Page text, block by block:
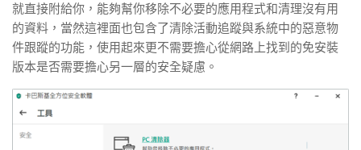
就直接附給你，能夠幫你移除不必要的應用程式和清理沒有用
的資料，當然這裡面也包含了清除活動追蹤與系統中的惡意物
件跟蹤的功能，使用起來更不需要擔心從網路上找到的免安裝
版本是否需要擔心另一層的安全疑慮。